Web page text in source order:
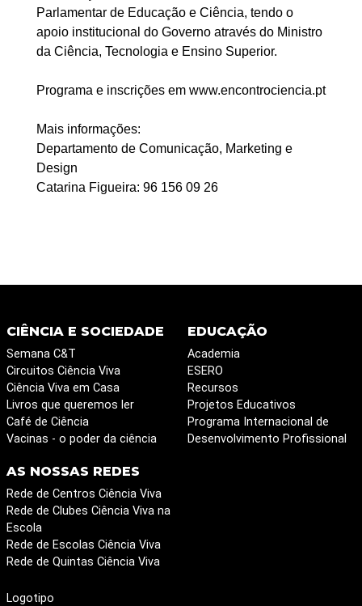
Parlamentar de Educação e Ciência, tendo o
apoio institucional do Governo através do Ministro
da Ciência, Tecnologia e Ensino Superior.
Programa e inscrições em www.encontrociencia.pt
Mais informações:
Departamento de Comunicação, Marketing e
Design
Catarina Figueira: 96 156 09 26
CIÊNCIA E SOCIEDADE
Semana C&T
Circuitos Ciência Viva
Ciência Viva em Casa
Livros que queremos ler
Café de Ciência
Vacinas - o poder da ciência
EDUCAÇÃO
Academia
ESERO
Recursos
Projetos Educativos
Programa Internacional de
Desenvolvimento Profissional
AS NOSSAS REDES
Rede de Centros Ciência Viva
Rede de Clubes Ciência Viva na
Escola
Rede de Escolas Ciência Viva
Rede de Quintas Ciência Viva
Logotipo